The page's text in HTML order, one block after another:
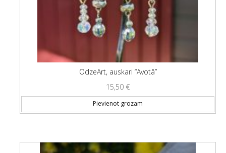
OdzeArt, auskari “Avotā”
15,50 €
Pievienot grozam